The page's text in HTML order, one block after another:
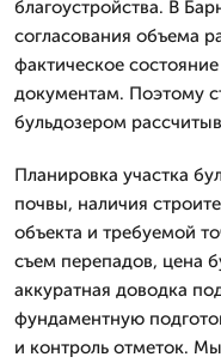
благоустройства. В
согласования объема
фактическое
документам. Поэтому
бульдозером
Планировка участка
почвы, наличия
объекта и требуемой
съем перепадов, цена
аккуратная доводка
фундаментную
и контроль отметок.